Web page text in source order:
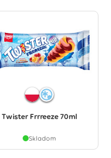
Twister Frrreeze 70ml
Skladom